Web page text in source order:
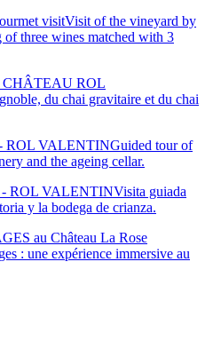
visitVisit of the vineyard by
three wines matched with 3
ROL
du chai gravitaire et du chai
ROL VALENTINGuided tour of
and the ageing cellar.
ROL VALENTINVisita guiada
y la bodega de crianza.
au Château La Rose
: une expérience immersive au